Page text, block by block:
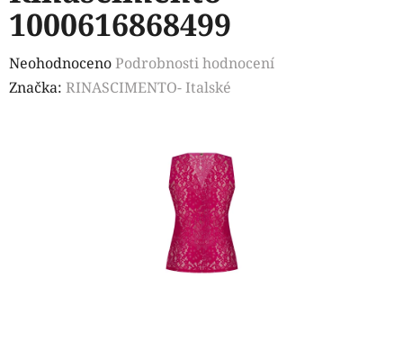
1000616868499
Průměrné
hodnocení
NeohodnocenoPodrobnosti hodnocení
Značka: RINASCIMENTO- Italské